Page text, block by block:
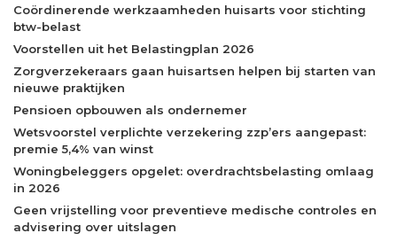
Coördinerende werkzaamheden huisarts voor stichting
btw-belast
Voorstellen uit het Belastingplan 2026
Zorgverzekeraars gaan huisartsen helpen bij starten van
nieuwe praktijken
Pensioen opbouwen als ondernemer
Wetsvoorstel verplichte verzekering zzp’ers aangepast:
premie 5,4% van winst
Woningbeleggers opgelet: overdrachtsbelasting omlaag
in 2026
Geen vrijstelling voor preventieve medische controles en
advisering over uitslagen